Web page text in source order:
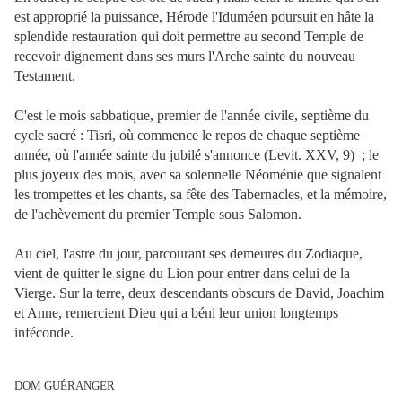
est approprié la puissance, Hérode l'Iduméen poursuit en hâte la
splendide restauration qui doit permettre au second Temple de
recevoir dignement dans ses murs l'Arche sainte du nouveau
Testament.
C'est le mois sabbatique, premier de l'année civile, septième du
cycle sacré : Tisri, où commence le repos de chaque septième
année, où l'année sainte du jubilé s'annonce (Levit. XXV, 9) ; le
plus joyeux des mois, avec sa solennelle Néoménie que signalent
les trompettes et les chants, sa fête des Tabernacles, et la mémoire,
de l'achèvement du premier Temple sous Salomon.
Au ciel, l'astre du jour, parcourant ses demeures du Zodiaque,
vient de quitter le signe du Lion pour entrer dans celui de la
Vierge. Sur la terre, deux descendants obscurs de David, Joachim
et Anne, remercient Dieu qui a béni leur union longtemps
inféconde.
DOM GUÉRANGER